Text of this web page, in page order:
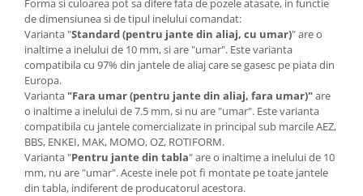
Forma si culoarea pot sa difere fata de pozele atasate, in functie
de dimensiunea si de tipul inelului comandat:
Varianta "Standard (pentru jante din aliaj, cu umar)" are o
inaltime a inelului de 10 mm, si are "umar". Este varianta
compatibila cu 97% din jantele de aliaj care se gasesc pe piata din
Europa.
Varianta "Fara umar (pentru jante din aliaj, fara umar)"are
o inaltime a inelului de 7.5 mm, si nu are "umar". Este varianta
compatibila cu jantele comercializate in principal sub marcile AEZ,
BBS, ENKEI, MAK, MOMO, OZ, ROTIFORM.
Varianta "Pentru jante din tabla" are o inaltime a inelului de 10
mm, nu are "umar". Aceste inele pot fi montate pe toate jantele
din tabla, indiferent de producatorul acestora.